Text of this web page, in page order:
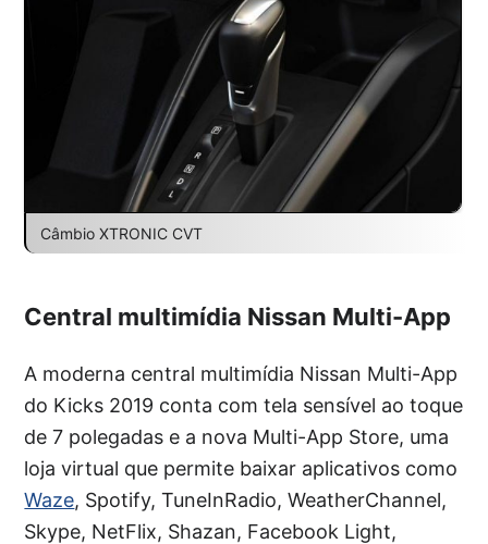
Câmbio XTRONIC CVT
Central multimídia Nissan Multi-App
A moderna central multimídia Nissan Multi-App
do Kicks 2019 conta com tela sensível ao toque
de 7 polegadas e a nova Multi-App Store, uma
loja virtual que permite baixar aplicativos como
Waze, Spotify, TuneInRadio, WeatherChannel,
Skype, NetFlix, Shazan, Facebook Light,